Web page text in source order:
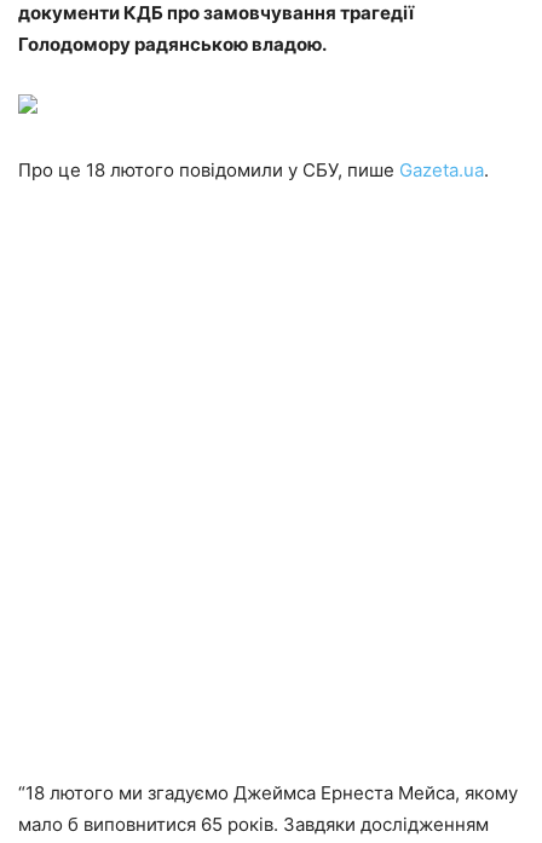
документи КДБ про замовчування трагедії
Голодомору радянською владою.
Про це 18 лютого повідомили у СБУ, пише Gazeta.ua.
“18 лютого ми згадуємо Джеймса Ернеста Мейса, якому
мало б виповнитися 65 років. Завдяки дослідженням